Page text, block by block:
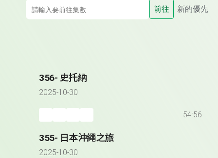
前往 新的優先
356- 史托納
2025-10-30
54:56
355- 日本沖繩之旅
2025-10-30